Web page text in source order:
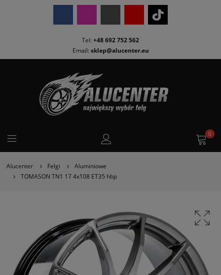
Tel: +48 692 752 562
Email: sklep@alucenter.eu
0
Alucenter Felgi
Aluminiowe
TOMASON TN1 17 4x108 ET35 hbp